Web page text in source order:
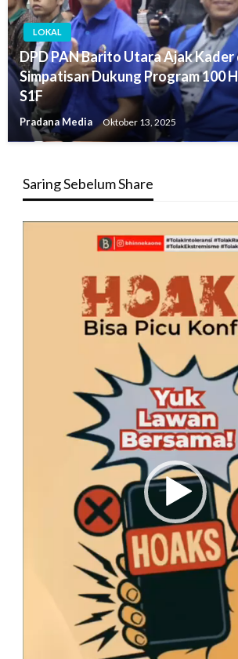
LOKAL
DPD PAN Barito Utara Ajak Kader
Simpatisan Dukung Program 100
S1F
Pradana Media Oktober 13, 2025
Saring Sebelum Share